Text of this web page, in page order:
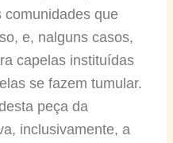
comunidades que
e, nalguns casos,
capelas instituídas
se fazem tumular.
peça da
inclusivamente, a